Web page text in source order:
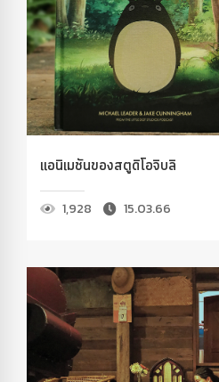
แอนิเมชันของสตูดิโอจิบลิ
1,928 15.03.66